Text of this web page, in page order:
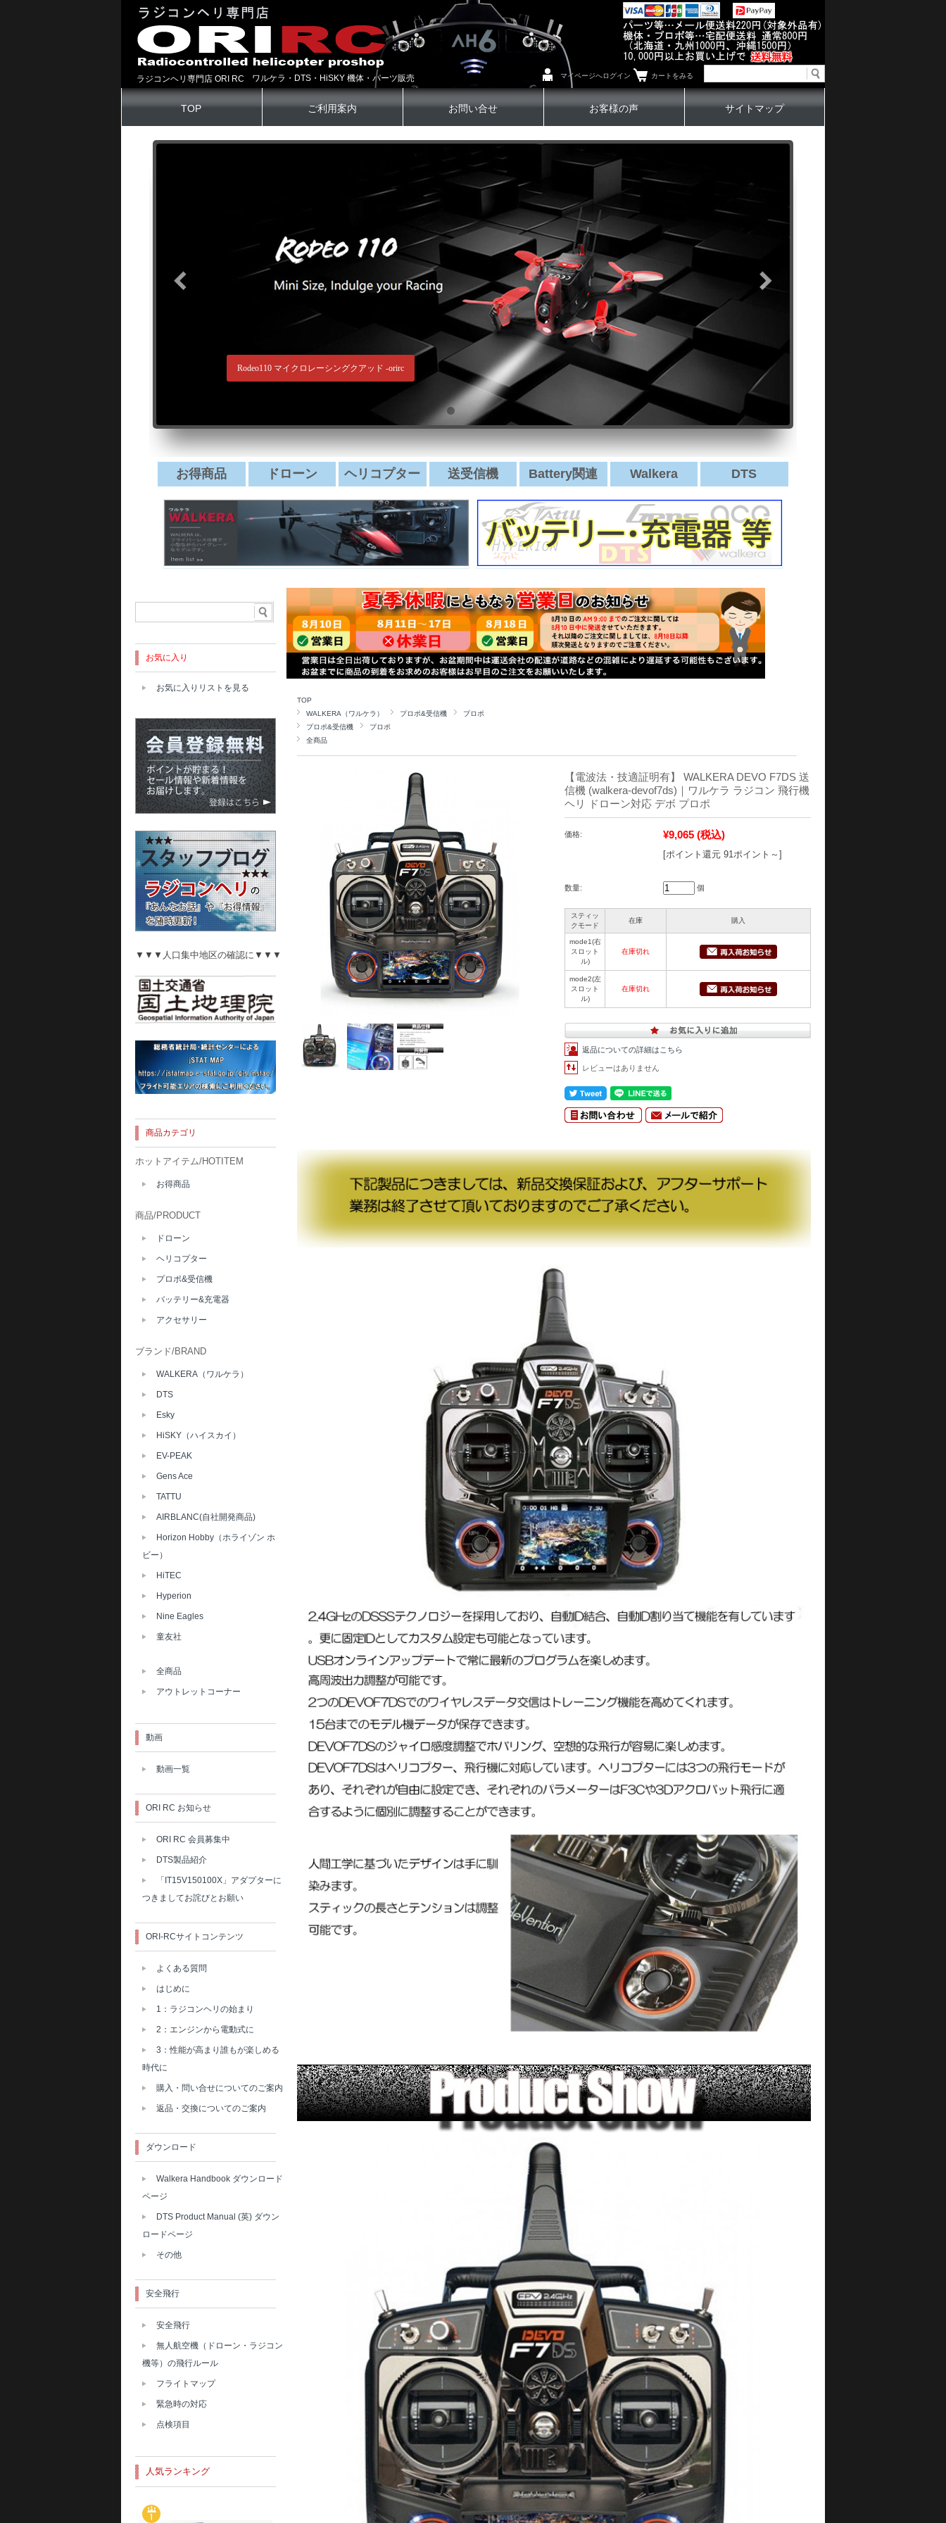
ラジコンヘリ専門店 ORI RC ワルケラ・DTS・HiSKY 機体・パーツ販売 マイページへログイン カートをみる
TOP ご利用案内 お問い合せ お客様の声 サイトマップ
TOP
WALKERA（ワルケラ）
プロポ&受信機
プロポ
プロポ&受信機
プロポ
全商品
【電波法・技適証明有】 WALKERA DEVO F7DS 送
信機 (walkera-devof7ds)｜ワルケラ ラジコン 飛行機
ヘリ ドローン対応 デボ プロポ
価格: ¥9,065 (税込)
[ポイント還元 91ポイント～]
数量: 個
スティッ
クモード
在庫 購入
mode1(右
スロット
ル)
在庫切れ
mode2(左
スロット
ル)
在庫切れ
返品についての詳細はこちら
レビューはありません
お気に入り
お気に入りリストを見る
▼▼▼人口集中地区の確認に▼▼▼
商品カテゴリ
ホットアイテム/HOTITEM
お得商品
商品/PRODUCT
ドローン
ヘリコプター
プロポ&受信機
バッテリー&充電器
アクセサリー
ブランド/BRAND
WALKERA（ワルケラ）
DTS
Esky
HiSKY（ハイスカイ）
EV-PEAK
Gens Ace
TATTU
AIRBLANC(自社開発商品)
Horizon Hobby（ホライゾン ホ
ビー）
HiTEC
Hyperion
Nine Eagles
童友社
全商品
アウトレットコーナー
動画
動画一覧
ORI RC お知らせ
ORI RC 会員募集中
DTS製品紹介
「IT15V150100X」アダプターに
つきましてお詫びとお願い
ORI-RCサイトコンテンツ
よくある質問
はじめに
1：ラジコンヘリの始まり
2：エンジンから電動式に
3：性能が高まり誰もが楽しめる
時代に
購入・問い合せについてのご案内
返品・交換についてのご案内
ダウンロード
Walkera Handbook ダウンロード
ページ
DTS Product Manual (英) ダウン
ロードページ
その他
安全飛行
安全飛行
無人航空機（ドローン・ラジコン
機等）の飛行ルール
フライトマップ
緊急時の対応
点検項目
人気ランキング